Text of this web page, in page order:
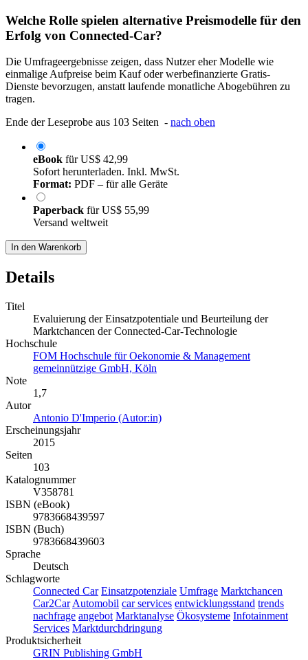
Welche Rolle spielen alternative Preismodelle für den
Erfolg von Connected-Car?
Die Umfrageergebnisse zeigen, dass Nutzer eher Modelle wie
einmalige Aufpreise beim Kauf oder werbefinanzierte Gratis-
Dienste bevorzugen, anstatt laufende monatliche Abogebühren zu
tragen.
Ende der Leseprobe aus 103 Seiten - nach oben
eBook fürUS$ 42,99
Sofort herunterladen. Inkl. MwSt.
Format: PDF – für alle Geräte
Paperback fürUS$ 55,99
Versand weltweit
In den Warenkorb
Details
Titel
Evaluierung der Einsatzpotentiale und Beurteilung der
Marktchancen der Connected-Car-Technologie
Hochschule
FOM Hochschule für Oekonomie & Management
gemeinnützige GmbH, Köln
Note
1,7
Autor
Antonio D'Imperio (Autor:in)
Erscheinungsjahr
2015
Seiten
103
Katalognummer
V358781
ISBN (eBook)
9783668439597
ISBN (Buch)
9783668439603
Sprache
Deutsch
Schlagworte
Connected Car Einsatzpotenziale Umfrage Marktchancen
Car2Car Automobil car services entwicklungsstand trends
nachfrage angebot Marktanalyse Ökosysteme Infotainment
Services Marktdurchdringung
Produktsicherheit
GRIN Publishing GmbH